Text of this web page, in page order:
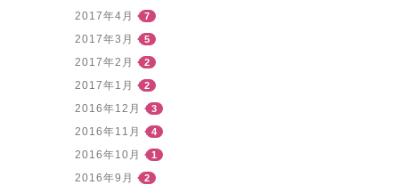
2017年4月 7
2017年3月 5
2017年2月 2
2017年1月 2
2016年12月 3
2016年11月 4
2016年10月 1
2016年9月 2